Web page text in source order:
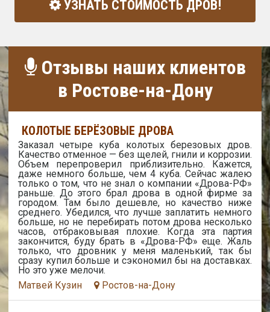
УЗНАТЬ СТОИМОСТЬ ДРОВ!
Отзывы наших клиентов
в Ростове-на-Дону
КОЛОТЫЕ БЕРЁЗОВЫЕ ДРОВА
Заказал четыре куба колотых березовых дров.
Качество отменное — без щелей, гнили и коррозии.
Объем перепроверил приблизительно. Кажется,
даже немного больше, чем 4 куба. Сейчас жалею
только о том, что не знал о компании «Дрова-РФ»
раньше. До этого брал дрова в одной фирме за
городом. Там было дешевле, но качество ниже
среднего. Убедился, что лучше заплатить немного
больше, но не перебирать потом дрова несколько
часов, отбраковывая плохие. Когда эта партия
закончится, буду брать в «Дрова-РФ» еще. Жаль
только, что дровник у меня маленький, так бы
сразу купил больше и сэкономил бы на доставках.
Но это уже мелочи.
Матвей Кузин
Ростов-на-Дону